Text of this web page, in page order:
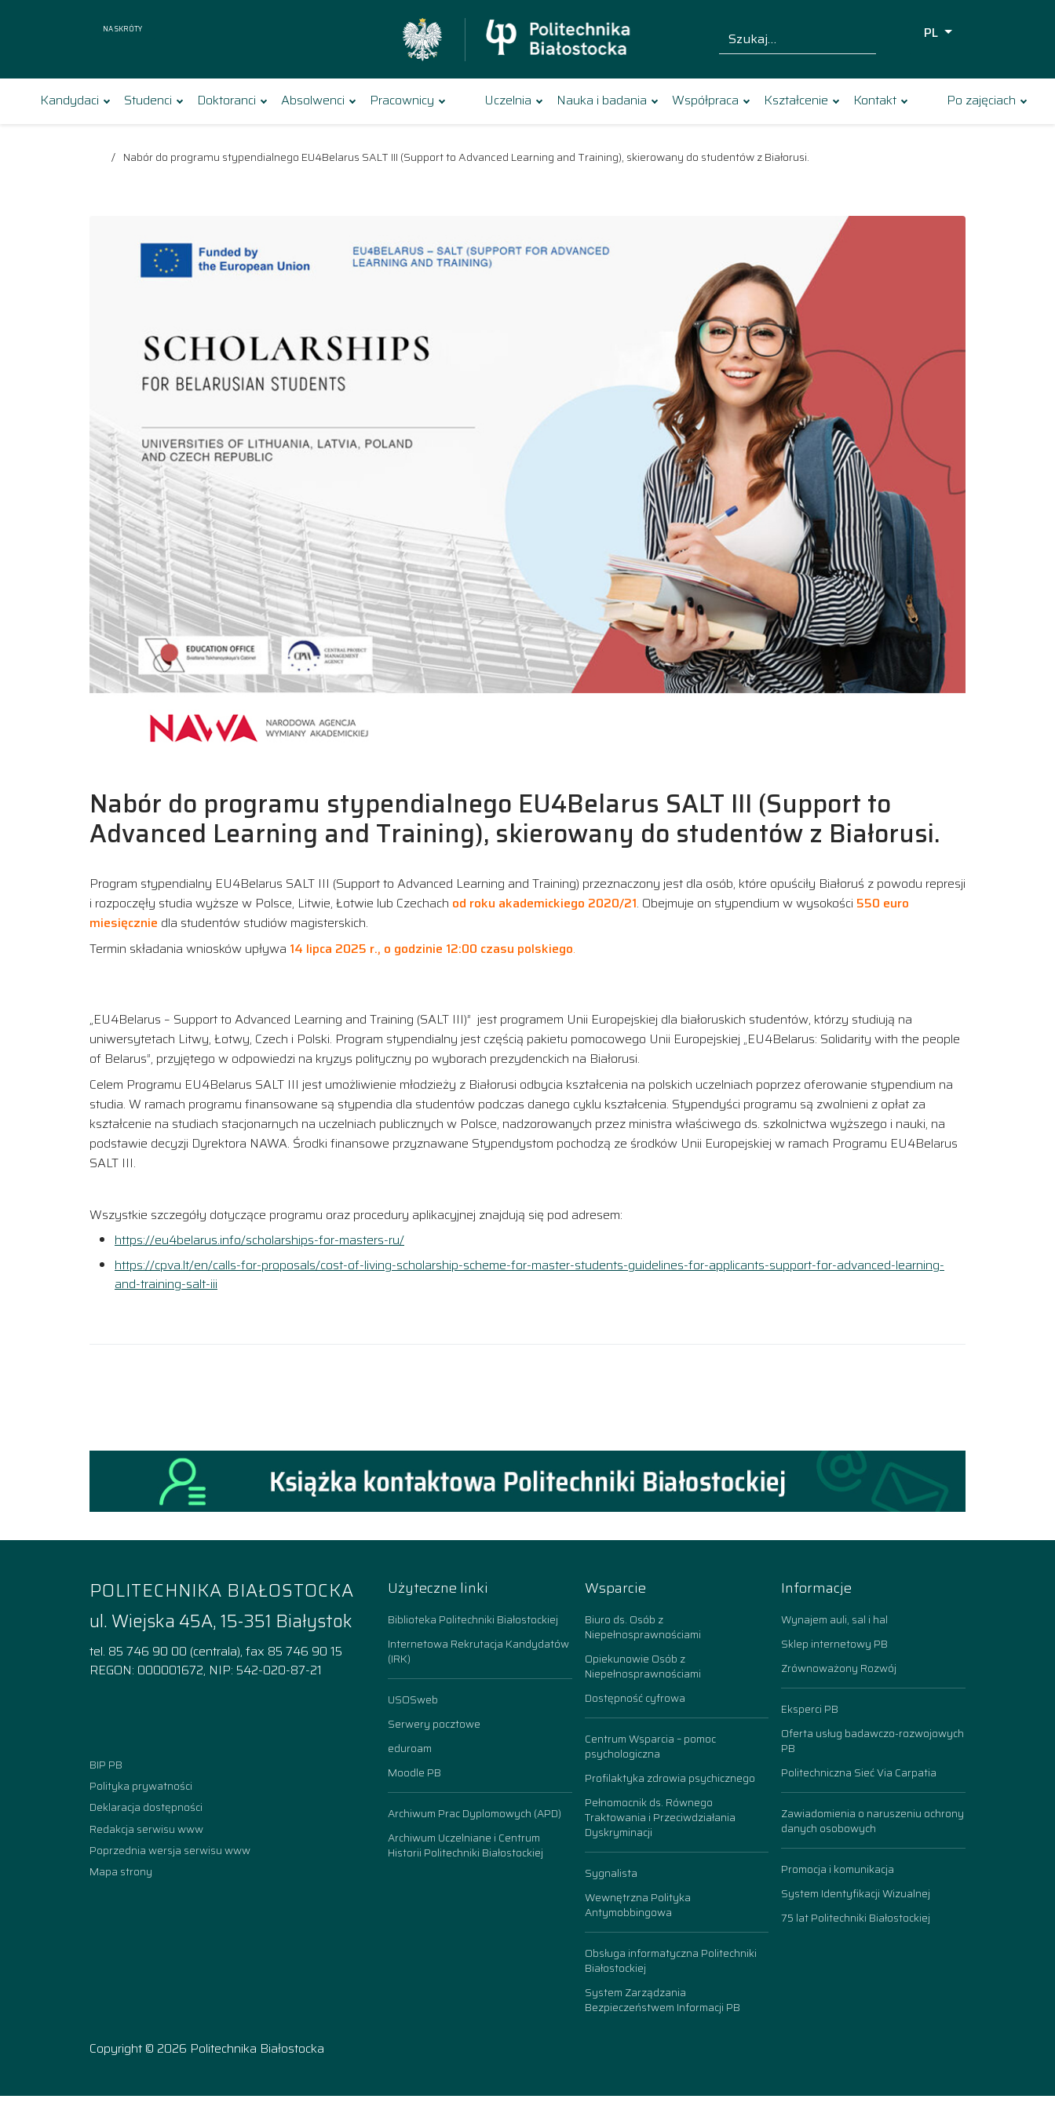
Na skróty Szukaj dla:
PL
Kandydaci Studenci Doktoranci Absolwenci Pracownicy Uczelnia Nauka i badania Współpraca Kształcenie Kontakt Po zajęciach
Nabór do programu stypendialnego EU4Belarus SALT III (Support to Advanced Learning and Training), skierowany do studentów z Białorusi.
Nabór do programu stypendialnego EU4Belarus SALT III (Support to
Advanced Learning and Training), skierowany do studentów z Białorusi.
Program stypendialny EU4Belarus SALT III (Support to Advanced Learning and Training) przeznaczony jest dla osób, które opuściły Białoruś z powodu represji
i rozpoczęły studia wyższe w Polsce, Litwie, Łotwie lub Czechach od roku akademickiego 2020/21. Obejmuje on stypendium w wysokości 550 euro
miesięcznie dla studentów studiów magisterskich.
Termin składania wniosków upływa 14 lipca 2025 r., o godzinie 12:00 czasu polskiego.
„EU4Belarus – Support to Advanced Learning and Training (SALT III)” jest programem Unii Europejskiej dla białoruskich studentów, którzy studiują na
uniwersytetach Litwy, Łotwy, Czech i Polski. Program stypendialny jest częścią pakietu pomocowego Unii Europejskiej „EU4Belarus: Solidarity with the people
of Belarus”, przyjętego w odpowiedzi na kryzys polityczny po wyborach prezydenckich na Białorusi.
Celem Programu EU4Belarus SALT III jest umożliwienie młodzieży z Białorusi odbycia kształcenia na polskich uczelniach poprzez oferowanie stypendium na
studia. W ramach programu finansowane są stypendia dla studentów podczas danego cyklu kształcenia. Stypendyści programu są zwolnieni z opłat za
kształcenie na studiach stacjonarnych na uczelniach publicznych w Polsce, nadzorowanych przez ministra właściwego ds. szkolnictwa wyższego i nauki, na
podstawie decyzji Dyrektora NAWA. Środki finansowe przyznawane Stypendystom pochodzą ze środków Unii Europejskiej w ramach Programu EU4Belarus
SALT III.
Wszystkie szczegóły dotyczące programu oraz procedury aplikacyjnej znajdują się pod adresem:
https://eu4belarus.info/scholarships-for-masters-ru/
https://cpva.lt/en/calls-for-proposals/cost-of-living-scholarship-scheme-for-master-students-guidelines-for-applicants-support-for-advanced-learning-
and-training-salt-iii
POLITECHNIKA BIAŁOSTOCKA
ul. Wiejska 45A, 15-351 Białystok
tel. 85 746 90 00 (centrala), fax 85 746 90 15
REGON: 000001672, NIP: 542-020-87-21
BIP PB
Polityka prywatności
Deklaracja dostępności
Redakcja serwisu www
Poprzednia wersja serwisu www
Mapa strony
Użyteczne linki
Biblioteka Politechniki Białostockiej
Internetowa Rekrutacja Kandydatów
(IRK)
USOSweb
Serwery pocztowe
eduroam
Moodle PB
Archiwum Prac Dyplomowych (APD)
Archiwum Uczelniane i Centrum
Historii Politechniki Białostockiej
Wsparcie
Biuro ds. Osób z
Niepełnosprawnościami
Opiekunowie Osób z
Niepełnosprawnościami
Dostępność cyfrowa
Centrum Wsparcia – pomoc
psychologiczna
Profilaktyka zdrowia psychicznego
Pełnomocnik ds. Równego
Traktowania i Przeciwdziałania
Dyskryminacji
Sygnalista
Wewnętrzna Polityka
Antymobbingowa
Obsługa informatyczna Politechniki
Białostockiej
System Zarządzania
Bezpieczeństwem Informacji PB
Informacje
Wynajem auli, sal i hal
Sklep internetowy PB
Zrównoważony Rozwój
Eksperci PB
Oferta usług badawczo-rozwojowych
PB
Politechniczna Sieć Via Carpatia
Zawiadomienia o naruszeniu ochrony
danych osobowych
Promocja i komunikacja
System Identyfikacji Wizualnej
75 lat Politechniki Białostockiej
Copyright © 2026 Politechnika Białostocka